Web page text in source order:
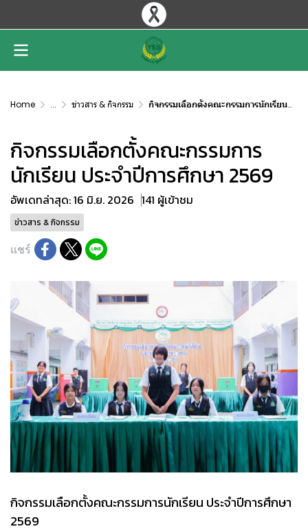
Home ... ข่าวสาร & กิจกรรม กิจกรรมเลือกตั้งคณะกรรมการนักเรียน ประจำปีการศึกษา 2569
กิจกรรมเลือกตั้งคณะกรรมการ
นักเรียน ประจำปีการศึกษา 2569
อัพเดทล่าสุด: 16 มิ.ย. 2026 141 ผู้เข้าชม
ข่าวสาร & กิจกรรม
แชร์
กิจกรรมเลือกตั้งคณะกรรมการนักเรียน ประจำปีการศึกษา
2569